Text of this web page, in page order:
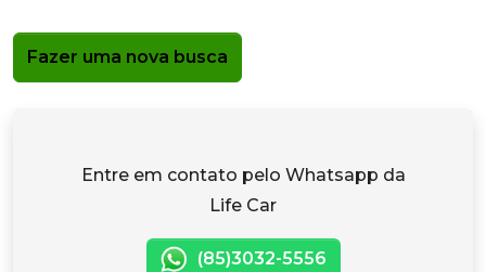
Fazer uma nova busca
Entre em contato pelo Whatsapp da
Life Car
(85)3032-5556